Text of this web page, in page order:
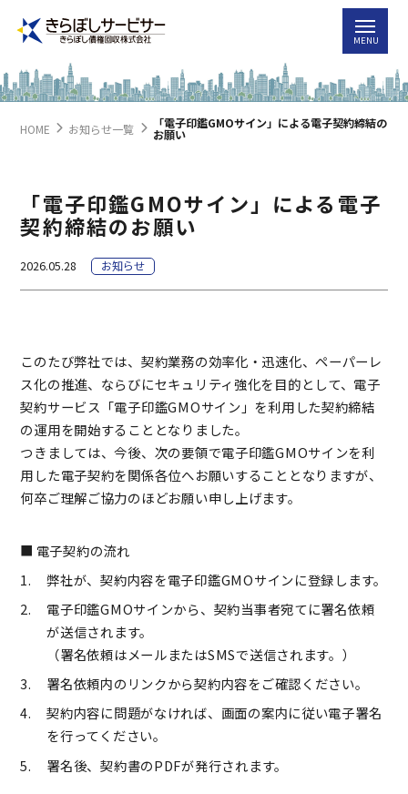
HOME お知らせ一覧 「電子印鑑GMOサイン」による電子契約締結の
お願い
「電子印鑑GMOサイン」による電子
契約締結のお願い
2026.05.28 お知らせ
このたび弊社では、契約業務の効率化・迅速化、ペーパーレ
ス化の推進、ならびにセキュリティ強化を目的として、電子
契約サービス「電子印鑑GMOサイン」を利用した契約締結
の運用を開始することとなりました。
つきましては、今後、次の要領で電子印鑑GMOサインを利
用した電子契約を関係各位へお願いすることとなりますが、
何卒ご理解ご協力のほどお願い申し上げます。
電子契約の流れ
弊社が、契約内容を電子印鑑GMOサインに登録します。
電子印鑑GMOサインから、契約当事者宛てに署名依頼
が送信されます。
（署名依頼はメールまたはSMSで送信されます。）
署名依頼内のリンクから契約内容をご確認ください。
契約内容に問題がなければ、画面の案内に従い電子署名
を行ってください。
署名後、契約書のPDFが発行されます。